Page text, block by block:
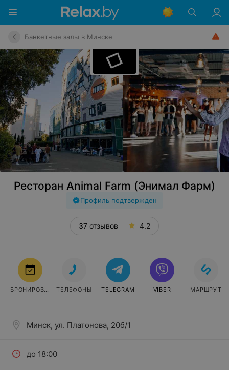
Банкетные залы в Минске
Ресторан Animal Farm (Энимал Фарм)
Профиль подтвержден
37 отзывов 4.2
Минск, ул. Платонова, 20б/1
до 18:00
БРОНИРОВАТЬ ТЕЛЕФОНЫ TELEGRAM VIBER МАРШРУТ